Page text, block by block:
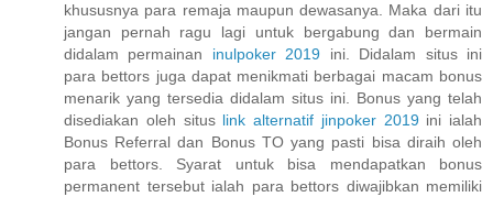
khususnya para remaja maupun dewasanya. Maka dari itu
jangan pernah ragu lagi untuk bergabung dan bermain
didalam permainan inulpoker 2019 ini. Didalam situs ini
para bettors juga dapat menikmati berbagai macam bonus
menarik yang tersedia didalam situs ini. Bonus yang telah
disediakan oleh situs link alternatif jinpoker 2019ini ialah
Bonus Referral dan Bonus TO yang pasti bisa diraih oleh
para bettors. Syarat untuk bisa mendapatkan bonus
permanent tersebut ialah para bettors diwajibkan memiliki